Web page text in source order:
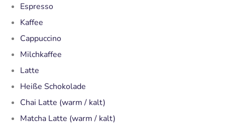
Espresso
Kaffee
Cappuccino
Milchkaffee
Latte
Heiße Schokolade
Chai Latte (warm / kalt)
Matcha Latte (warm / kalt)